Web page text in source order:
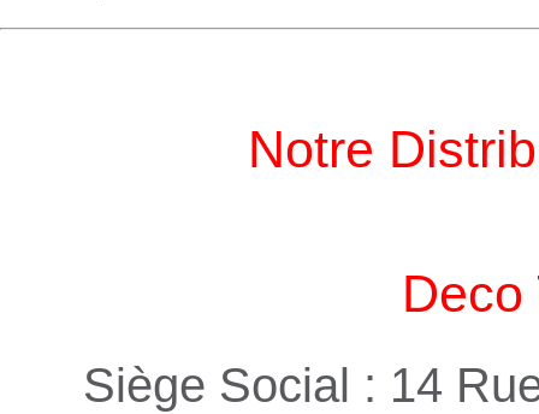
Notre
Deco
Siège Social : 14